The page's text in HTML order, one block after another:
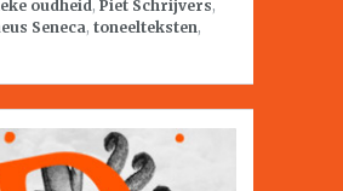
oudheid, Piet Schrijvers,
Seneca, toneelteksten,